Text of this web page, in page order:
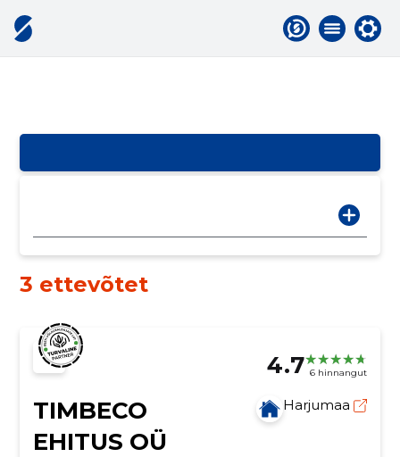
3 ettevõtet
4.7 6 hinnangut
TIMBECO
EHITUS OÜ
Harjumaa